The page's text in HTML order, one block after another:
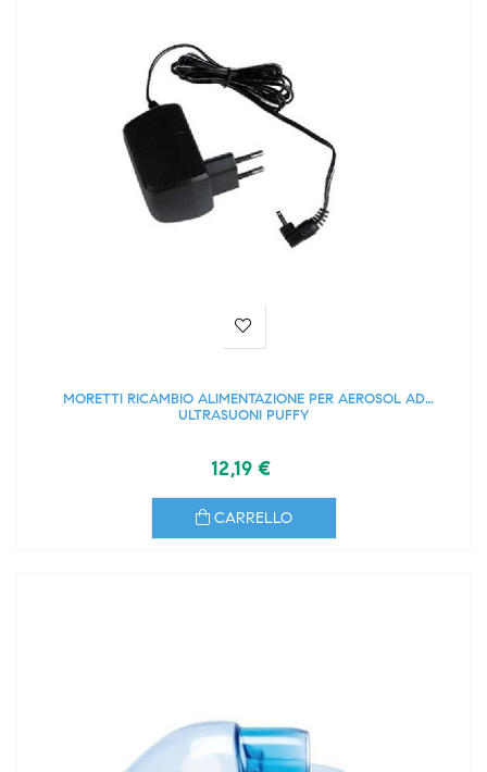
MORETTI RICAMBIO ALIMENTAZIONE PER AEROSOL AD
ULTRASUONI PUFFY
12,19 €
CARRELLO